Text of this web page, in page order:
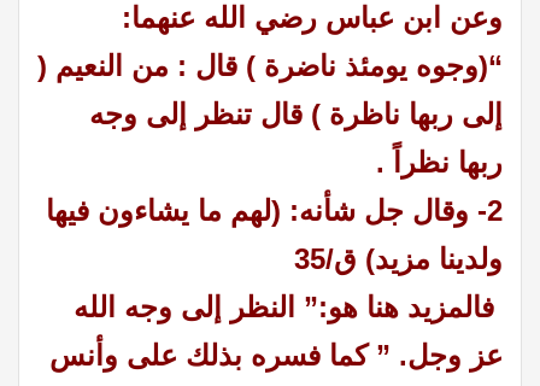
وعن ابن عباس رضي الله عنهما:
“(وجوه يومئذ ناضرة ) قال : من النعيم (
إلى ربها ناظرة ) قال تنظر إلى وجه
ربها نظراً .
2- وقال جل شأنه: (لهم ما يشاءون فيها
ولدينا مزيد) ق/35
فالمزيد هنا هو:” النظر إلى وجه الله
عز وجل. ” كما فسره بذلك على وأنس